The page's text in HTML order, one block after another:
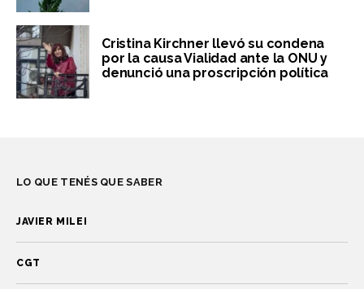
Cristina Kirchner llevó su condena
por la causa Vialidad ante la ONU y
denunció una proscripción política
LO QUE TENÉS QUE SABER
JAVIER MILEI
CGT